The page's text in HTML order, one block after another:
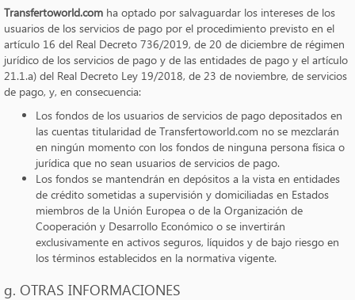
Transfertoworld.com ha optado por salvaguardar los intereses de los
usuarios de los servicios de pago por el procedimiento previsto en el
artículo 16 del Real Decreto 736/2019, de 20 de diciembre de régimen
jurídico de los servicios de pago y de las entidades de pago y el artículo
21.1.a) del Real Decreto Ley 19/2018, de 23 de noviembre, de servicios
de pago, y, en consecuencia:
Los fondos de los usuarios de servicios de pago depositados en
las cuentas titularidad de Transfertoworld.com no se mezclarán
en ningún momento con los fondos de ninguna persona física o
jurídica que no sean usuarios de servicios de pago.
Los fondos se mantendrán en depósitos a la vista en entidades
de crédito sometidas a supervisión y domiciliadas en Estados
miembros de la Unión Europea o de la Organización de
Cooperación y Desarrollo Económico o se invertirán
exclusivamente en activos seguros, líquidos y de bajo riesgo en
los términos establecidos en la normativa vigente.
g. OTRAS INFORMACIONES